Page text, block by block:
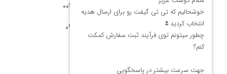
شماره تماس آمریکا: 0014088054942